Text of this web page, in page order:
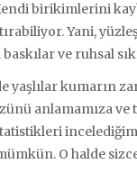
birikimlerini
Yani,
ve ruhsal
yaşlılar kumarın
anlamamıza ve
O halde